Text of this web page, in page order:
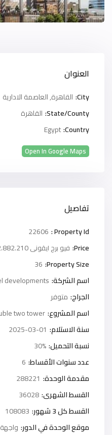
العنوان
City: القاهرة,العاصمة الادارية
State/County: القاهرة
Country:
Egypt
Open In Google Maps
تفاصيل
Property Id :
22606
Price: فيو برج ايقونى2.882.210 ج.م
Property Size:
36
اسم الشركة: developments
الجراج: متوفر
اسم المشروع:two tower
سنة الاستلام: 2025-03-01
نسبة التحميل:30%
عدد سنوات الأقساط: 6
مقدمة الوحدة: 288221
القسط الشهرى:36028
القسط كل 3 شهور:
108083
موقع الوحدة في الدور: واجهة